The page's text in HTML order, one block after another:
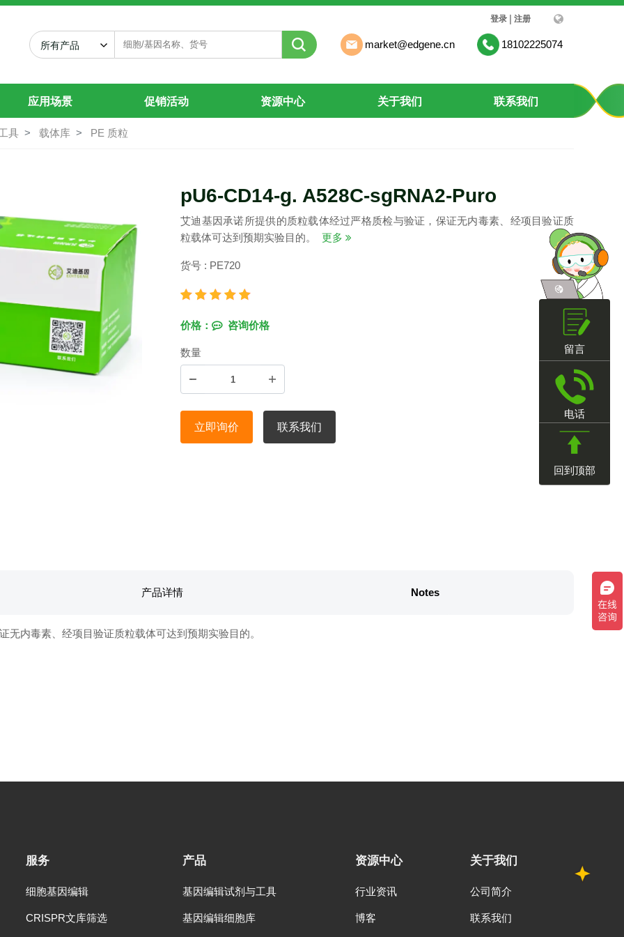
所有产品 market@edgene.cn 18102225074
登录 | 注册
应用场景 促销活动 资源中心 关于我们 联系我们
具 载体库 PE 质粒
pU6-CD14-g. A528C-sgRNA2-Puro
艾迪基因承诺所提供的质粒载体经过严格质检与验证，保证无内毒素、经项目验证质
粒载体可达到预期实验目的。
更多
货号 : PE720
价格： 咨询价格
数量
立即询价 联系我们
产品详情 Notes
内毒素、经项目验证质粒载体可达到预期实验目的。
留言
电话
回到顶部
服务
细胞基因编辑
CRISPR文库筛选
产品
基因编辑试剂与工具
基因编辑细胞库
资源中心
行业资讯
博客
关于我们
公司简介
联系我们